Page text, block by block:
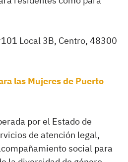
Local 3B, Centro, 48300
las Mujeres de Puerto
por el Estado de
de atención legal,
social para